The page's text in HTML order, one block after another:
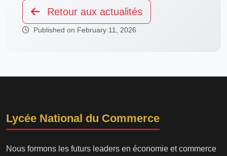
Retour aux actualités
Published on February 11, 2026
Lycée National du Commerce
Nous formons les futurs leaders en économie et commerce